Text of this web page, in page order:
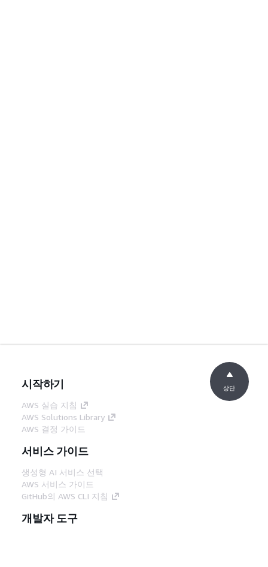
시작하기
AWS 실습 지침
AWS Solutions Library
AWS 결정 가이드
서비스 가이드
생성형 AI 서비스 선택
AWS 서비스 가이드
GitHub의 AWS CLI 지침
개발자 도구
상단